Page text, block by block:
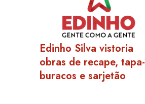
Edinho Silva vistoria
obras de recape, tapa-
buracos e sarjetão